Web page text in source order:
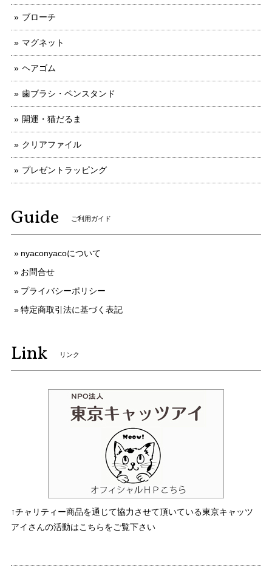
ブローチ
マグネット
ヘアゴム
歯ブラシ・ペンスタンド
開運・猫だるま
クリアファイル
プレゼントラッピング
Guide ご利用ガイド
nyaconyacoについて
お問合せ
プライバシーポリシー
特定商取引法に基づく表記
Link リンク
↑チャリティー商品を通じて協力させて頂いている東京キャッツ
アイさんの活動はこちらをご覧下さい